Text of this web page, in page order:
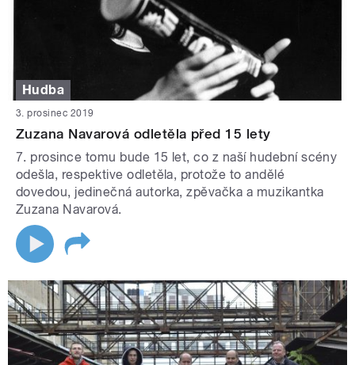
Hudba
3. prosinec 2019
Zuzana Navarová odletěla před 15 lety
7. prosince tomu bude 15 let, co z naší hudební scény
odešla, respektive odletěla, protože to andělé
dovedou, jedinečná autorka, zpěvačka a muzikantka
Zuzana Navarová.